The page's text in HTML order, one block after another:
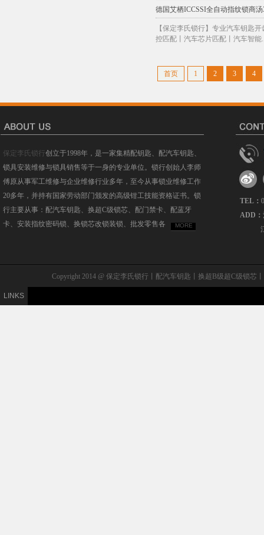
德国艾栖ICCSSI全自动指纹锁商
【保定李氏锁行】专业汽车钥匙
控匹配丨汽车芯片匹配丨汽车智能
首页 1 2 3 4
保定李氏锁行创立于1998年，是一家集精配钥匙、配汽车钥匙、
锁具安装维修与锁具销售等于一身的专业单位。锁行创始人李师
傅原从事军工维修与企业维修行业多年，至今从事锁业维修工作
20多年，并持有国家劳动部门颁发的高级钳工技能资格证书。锁
行主要从事：配汽车钥匙、换超C级锁芯、配门禁卡、配蓝牙
卡、安装指纹密码锁、换锁芯改锁装锁、批发零售各
MORE
TEL：
ADD：
Copyright 2014 @ 保定李氏锁行丨配汽车钥匙丨换超B级超C级锁
LINKS